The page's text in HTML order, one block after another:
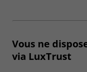
Vous ne
via LuxTrust